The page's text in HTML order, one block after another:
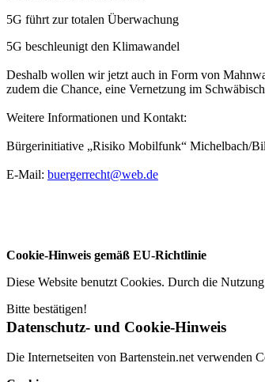
5G führt zur totalen Überwachung
5G beschleunigt den Klimawandel
Deshalb wollen wir jetzt auch in Form von
zudem die Chance, eine Vernetzung im
Weitere Informationen und Kontakt:
Bürgerinitiative „Risiko Mobilfunk“ Michelbach/
E-Mail: buergerrecht@web.de
Cookie-Hinweis gemäß EU-Richtlinie
Diese Website benutzt Cookies. Durch die
Bitte bestätigen!
Datenschutz- und Cookie-Hinweis
Die Internetseiten von Bartenstein.net verwenden